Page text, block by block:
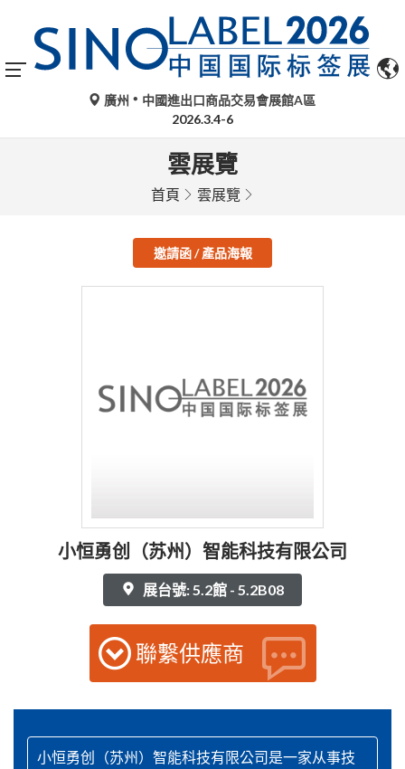
廣州
中國進出口商品交易會展館A區
2026.3.4-6
雲展覽
首頁 雲展覽
邀請函 / 產品海報
小恒勇创（苏州）智能科技有限公司
展台號: 5.2館 - 5.2B08
聯繫供應商
小恒勇创（苏州）智能科技有限公司是一家从事技